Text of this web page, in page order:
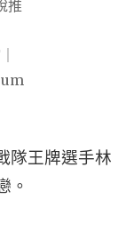
隊王牌選手林
。